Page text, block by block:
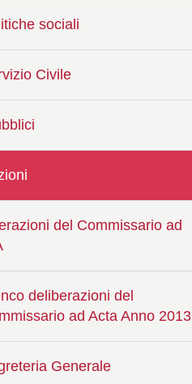
sociali
Civile
del Commissario ad
deliberazioni del
ad Acta Anno 2013
Generale